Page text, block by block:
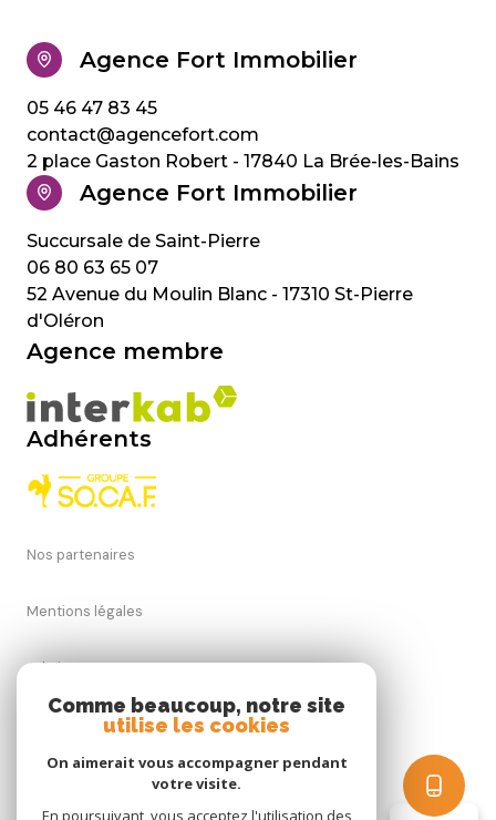
Agence Fort Immobilier
05 46 47 83 45
contact@agencefort.com
2 place Gaston Robert - 17840 La Brée-les-Bains
Agence Fort Immobilier
06 80 63 65 07
52 Avenue du Moulin Blanc - 17310 St-Pierre
d'Oléron
Agence membre
Adhérents
Nos partenaires
Mentions légales
Admin
Nos honoraires
Comme beaucoup, notre site
utilise les cookies
On aimerait vous accompagner pendant
votre visite.
En poursuivant, vous acceptez l'utilisation des